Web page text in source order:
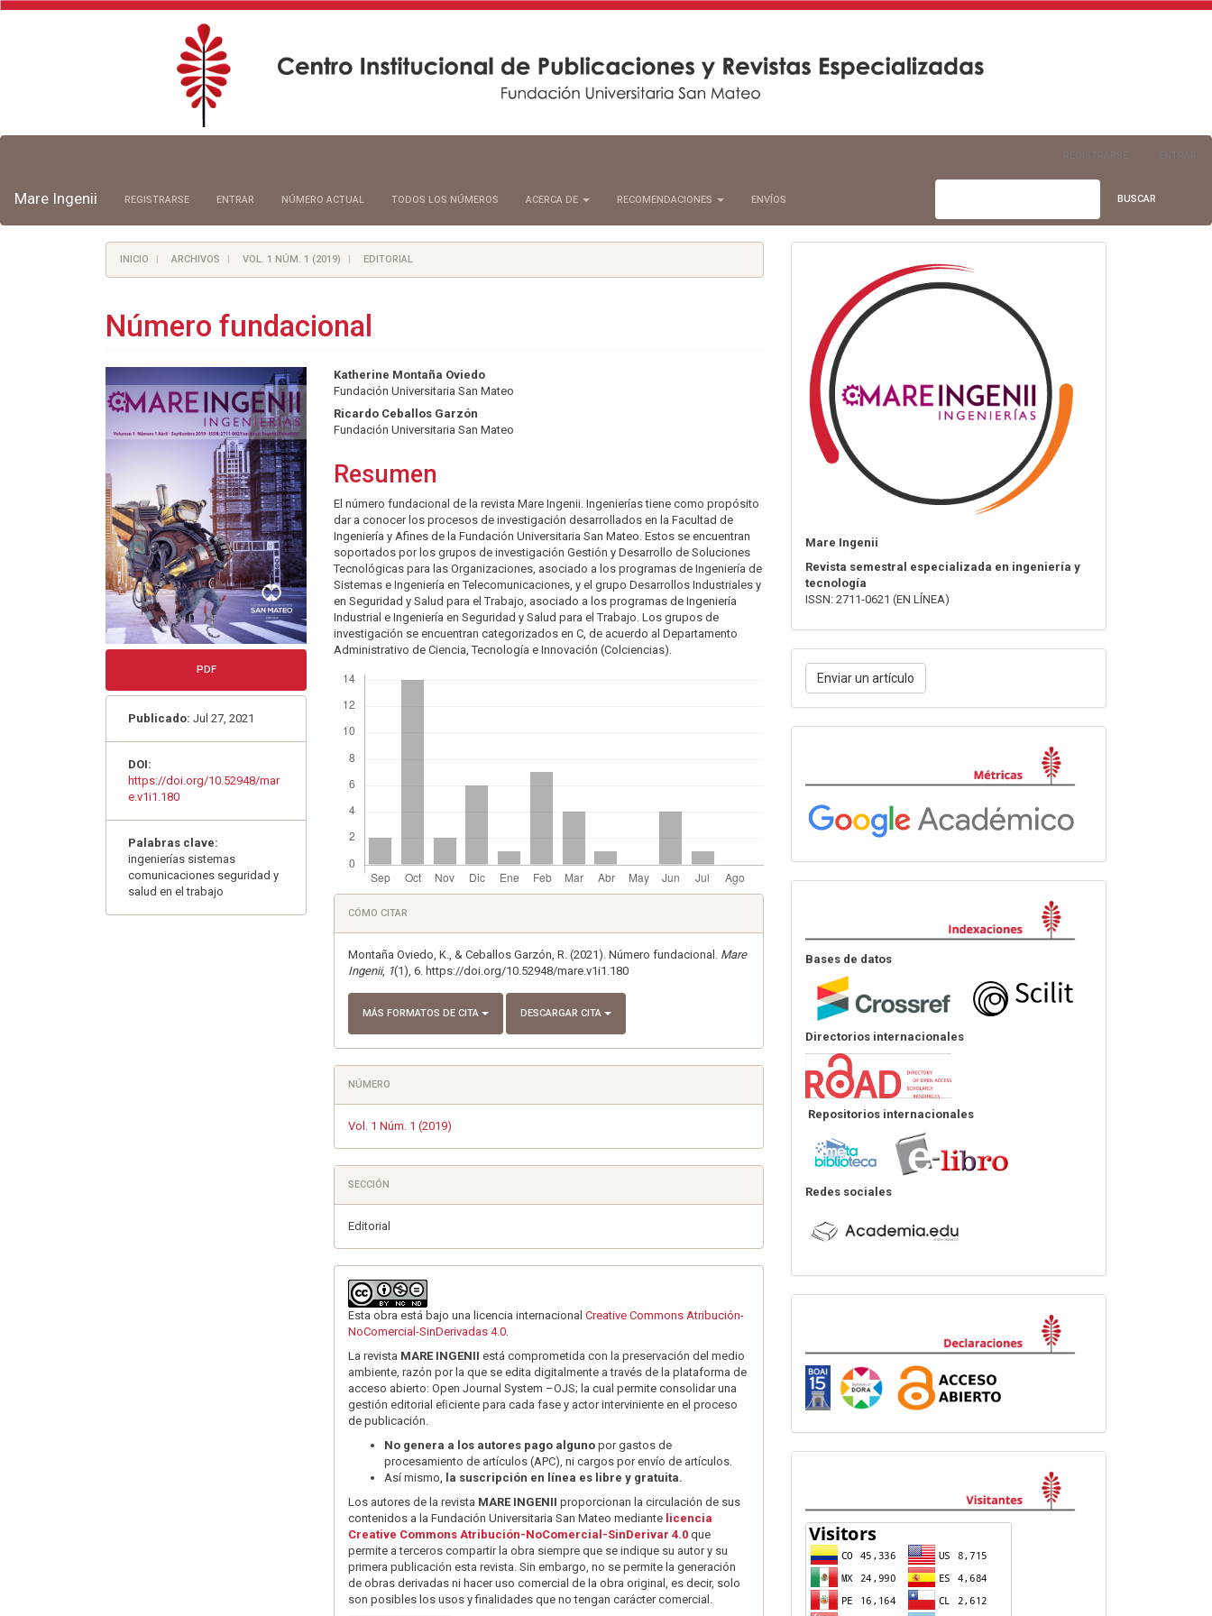
principal
Barra
lateral
Mare Ingenii REGISTRARSE ENTRAR NÚMERO ACTUAL TODOS LOS NÚMEROS ACERCA DE RECOMENDACIONES ENVÍOS BUSCAR
INICIO ARCHIVOS VOL. 1 NÚM. 1 (2019) EDITORIAL
Número fundacional
Barra
lateral
del
PDF
Publicado: Jul 27, 2021
DOI:
https://doi.org/10.52948/mar
e.v1i1.180
Palabras clave:
ingenierías sistemas
comunicaciones seguridad y
salud en el trabajo
Contenido
principal
del
artículo
Katherine Montaña Oviedo
Fundación Universitaria San Mateo
Ricardo Ceballos Garzón
Fundación Universitaria San Mateo
Resumen
El número fundacional de la revista Mare Ingenii. Ingenierías tiene como propósito
dar a conocer los procesos de investigación desarrollados en la Facultad de
Ingeniería y Afines de la Fundación Universitaria San Mateo. Estos se encuentran
soportados por los grupos de investigación Gestión y Desarrollo de Soluciones
Tecnológicas para las Organizaciones, asociado a los programas de Ingeniería de
Sistemas e Ingeniería en Telecomunicaciones, y el grupo Desarrollos Industriales y
en Seguridad y Salud para el Trabajo, asociado a los programas de Ingeniería
Industrial e Ingeniería en Seguridad y Salud para el Trabajo. Los grupos de
investigación se encuentran categorizados en C, de acuerdo al Departamento
Administrativo de Ciencia, Tecnología e Innovación (Colciencias).
Detalles
del
artículo
CÓMO CITAR
Montaña Oviedo, K., & Ceballos Garzón, R. (2021). Número fundacional. Mare
Ingenii, 1(1), 6. https://doi.org/10.52948/mare.v1i1.180
MÁS FORMATOS DE CITA DESCARGAR CITA
NÚMERO
Vol. 1 Núm. 1 (2019)
SECCIÓN
Editorial
Esta obra está bajo una licencia internacionalCreative Commons Atribución-
NoComercial-SinDerivadas 4.0
La revista MARE INGENII está comprometida con la preservación del medio
ambiente, razón por la que se edita digitalmente a través de la plataforma de
acceso abierto: Open Journal System –OJS; la cual permite consolidar una
gestión editorial eﬁciente para cada fase y actor interviniente en el proceso
de publicación.
No genera a los autores pago alguno por gastos de
procesamiento de artículos (APC), ni cargos por envío de artículos.
Así mismo,
la suscripción en línea es libre y gratuita.
Los autores de la revista MARE INGENII proporcionan la circulación de sus
contenidos a la Fundación Universitaria San Mateo mediante licencia
Creative Commons Atribución-NoComercial-SinDerivar 4.0 que
permite a terceros compartir la obra siempre que se indique su autor y su
primera publicación esta revista. Sin embargo, no se permite la generación
de obras derivadas ni hacer uso comercial de la obra original, es decir, solo
son posibles los usos y finalidades que no tengan carácter comercial.
Mare Ingenii
Revista semestral especializada en ingeniería y
tecnología
ISSN: 2711-0621 (EN LÍNEA)
Enviar
un
artículo
Enviar un artículo
Bases de datos
Directorios internacionales
Repositorios internacionales
Redes sociales